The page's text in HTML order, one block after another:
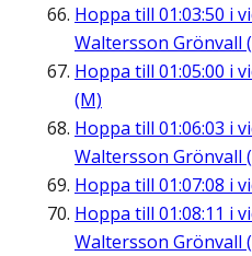
Hoppa till 01:03:50 i
Waltersson Grönvall
Hoppa till 01:05:00 i
(M)
Hoppa till 01:06:03 i
Waltersson Grönvall
Hoppa till 01:07:08 i
Hoppa till 01:08:11 i
Waltersson Grönvall